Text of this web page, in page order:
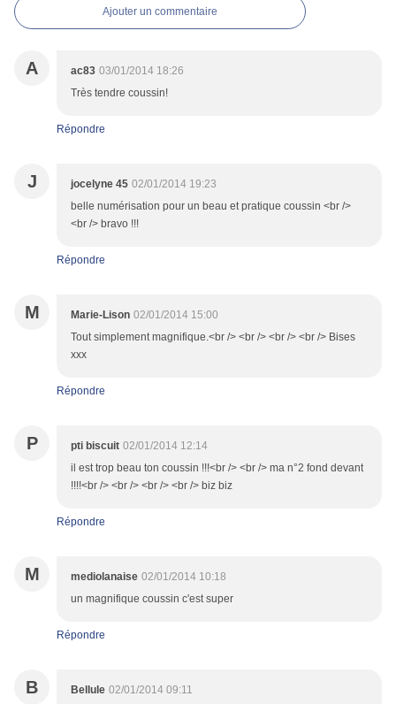
Ajouter un commentaire
A ac83 03/01/2014 18:26
Très tendre coussin!
Répondre
J jocelyne 45 02/01/2014 19:23
belle numérisation pour un beau et pratique coussin <br />
<br /> bravo !!!
Répondre
M Marie-Lison 02/01/2014 15:00
Tout simplement magnifique.<br /> <br /> <br /> <br /> Bises
xxx
Répondre
P pti biscuit 02/01/2014 12:14
il est trop beau ton coussin !!!<br /> <br /> ma n°2 fond devant
!!!!<br /> <br /> <br /> <br /> biz biz
Répondre
M mediolanaise 02/01/2014 10:18
un magnifique coussin c'est super
Répondre
B Bellule 02/01/2014 09:11